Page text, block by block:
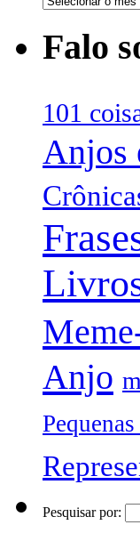
Falo
101
Anjos
Anjo
Pesquisar por: